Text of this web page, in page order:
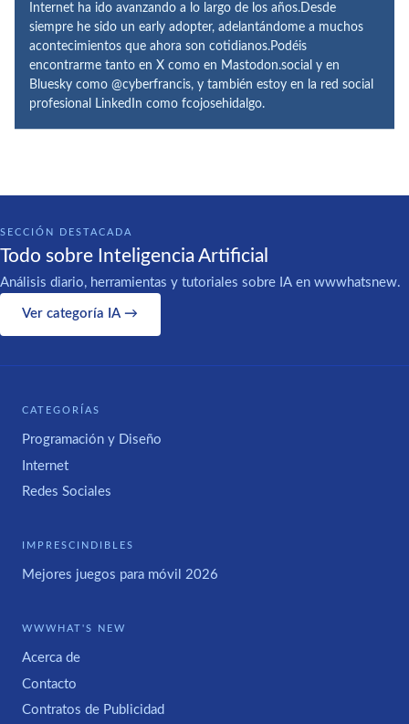
Internet ha ido avanzando a lo largo de los años.Desde
siempre he sido un early adopter, adelantándome a muchos
acontecimientos que ahora son cotidianos.Podéis
encontrarme tanto en X como en Mastodon.social y en
Bluesky como @cyberfrancis, y también estoy en la red social
profesional LinkedIn como fcojosehidalgo.
SECCIÓN DESTACADA
Todo sobre Inteligencia Artificial
Análisis diario, herramientas y tutoriales sobre IA en wwwhatsnew.
Ver categoría IA →
CATEGORÍAS
Programación y Diseño
Internet
Redes Sociales
IMPRESCINDIBLES
Mejores juegos para móvil 2026
WWWHAT'S NEW
Acerca de
Contacto
Contratos de Publicidad